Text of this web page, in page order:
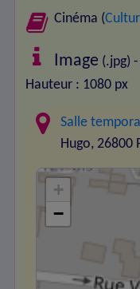
Cinéma (
Image (.jpg)
Hauteur : 1080 px
Salle
Hugo, 26800
+
−